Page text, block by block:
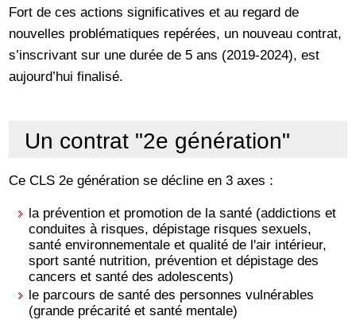
Fort de ces actions significatives et au regard de
nouvelles problématiques repérées, un nouveau contrat,
s’inscrivant sur une durée de 5 ans (2019-2024), est
aujourd’hui finalisé.
Un contrat "2e génération"
Ce CLS 2e génération se décline en 3 axes :
la prévention et promotion de la santé (addictions et
conduites à risques, dépistage risques sexuels,
santé environnementale et qualité de l'air intérieur,
sport santé nutrition, prévention et dépistage des
cancers et santé des adolescents)
le parcours de santé des personnes vulnérables
(grande précarité et santé mentale)